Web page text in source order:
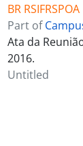
BR
Part of
Ata da
2016.
Untitled